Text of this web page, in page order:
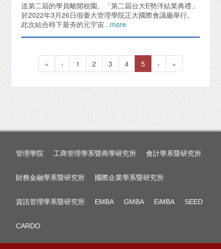
送第二屆的學員離開校園。「第二屆台大E勢泮結業典禮」
於2022年3月26日假臺大管理學院正大國際會議廳舉行。
此次結合時下最夯的元宇宙...more
« ‹ 1 2 3 4 5 › »
管理學院 工商管理學系暨商學研究所 會計學系暨研究所
財務金融學系暨研究所 國際企業學系暨研究所
資訊管理學系暨研究所 EMBA GMBA EiMBA SEED
CARDO